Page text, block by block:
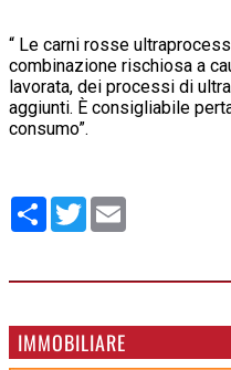
“ Le carni rosse
combinazione rischiosa a
lavorata, dei processi di
aggiunti. È consigliabile
consumo”.
Condividi
Twitter
IMMOBILIARE